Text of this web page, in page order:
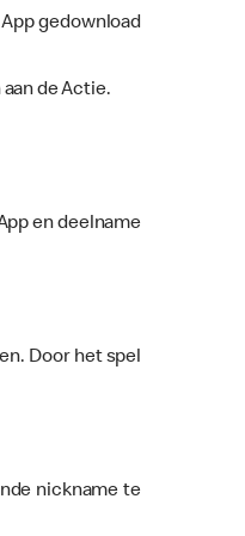
gedownload
de Actie.
en deelname
Door het spel
nickname te